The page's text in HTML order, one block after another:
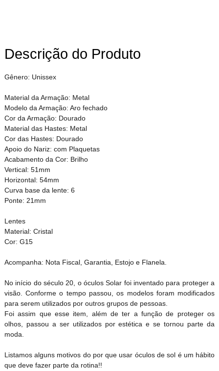
Descrição do Produto
Gênero: Unissex
Material da Armação: Metal
Modelo da Armação: Aro fechado
Cor da Armação: Dourado
Material das Hastes: Metal
Cor das Hastes: Dourado
Apoio do Nariz: com Plaquetas
Acabamento da Cor: Brilho
Vertical: 51mm
Horizontal: 54mm
Curva base da lente: 6
Ponte: 21mm
Lentes
Material: Cristal
Cor: G15
Acompanha: Nota Fiscal, Garantia, Estojo e Flanela.
No início do século 20, o óculos Solar foi inventado para proteger a
visão. Conforme o tempo passou, os modelos foram modificados
para serem utilizados por outros grupos de pessoas.
Foi assim que esse item, além de ter a função de proteger os
olhos, passou a ser utilizados por estética e se tornou parte da
moda.
Listamos alguns motivos do por que usar óculos de sol é um hábito
que deve fazer parte da rotina!!